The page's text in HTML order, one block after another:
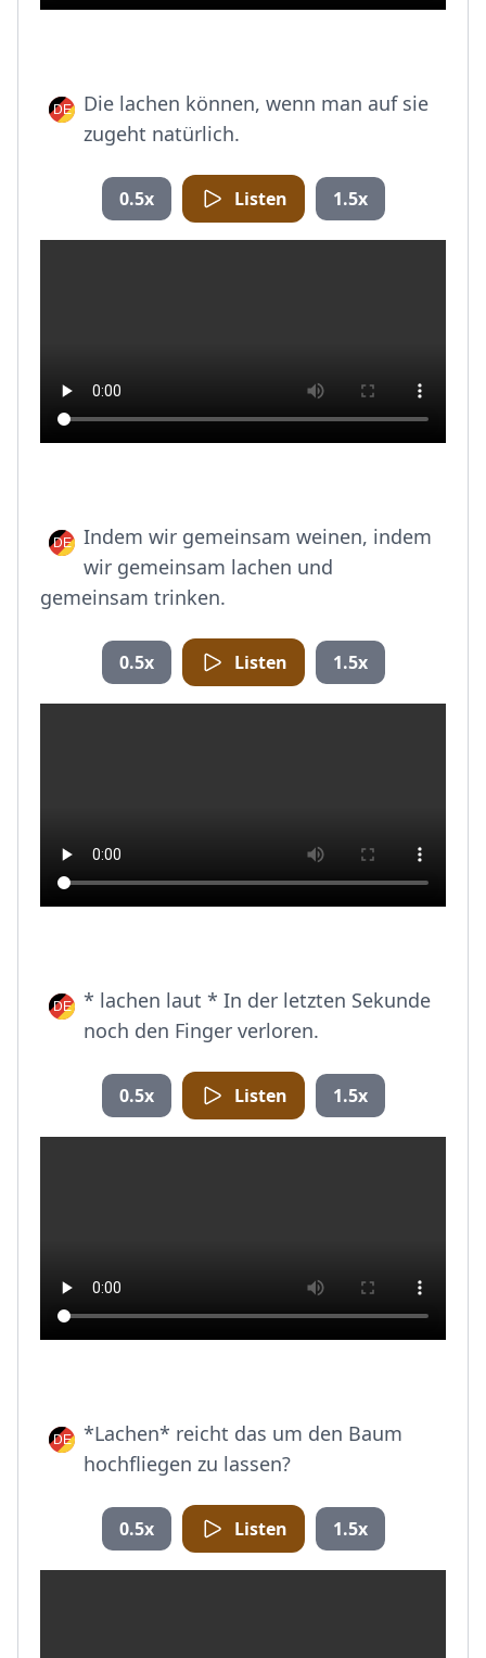
Die lachen können, wenn man auf sie
zugeht natürlich.
0.5x Listen 1.5x
Indem wir gemeinsam weinen, indem
wir gemeinsam lachen und
gemeinsam trinken.
0.5x Listen 1.5x
* lachen laut * In der letzten Sekunde
noch den Finger verloren.
0.5x Listen 1.5x
*Lachen* reicht das um den Baum
hochfliegen zu lassen?
0.5x Listen 1.5x